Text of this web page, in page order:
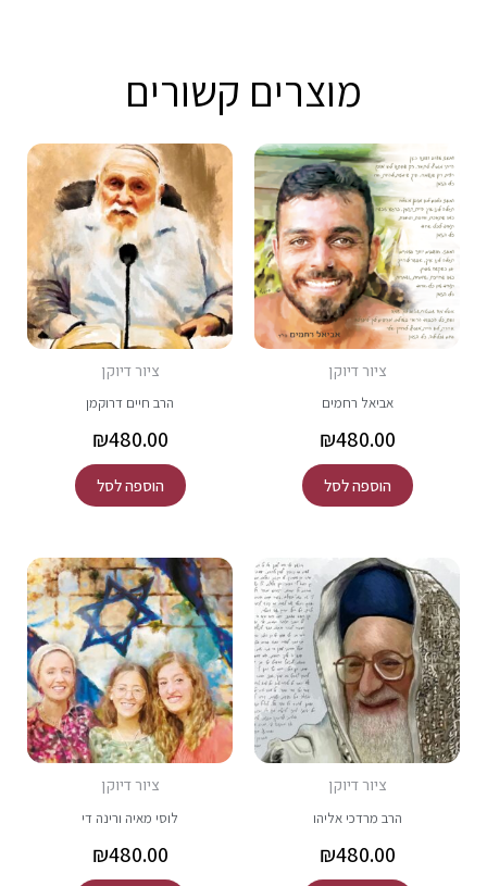
מוצרים קשורים
ציור דיוקן
אביאל רחמים
₪480.00
הוספה לסל
ציור דיוקן
הרב חיים דרוקמן
₪480.00
הוספה לסל
ציור דיוקן
הרב מרדכי אליהו
₪480.00
ציור דיוקן
לוסי מאיה ורינה די
₪480.00